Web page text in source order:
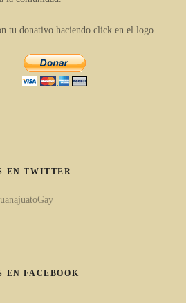
tu donativo haciendo click en el logo.
EN TWITTER
EN FACEBOOK